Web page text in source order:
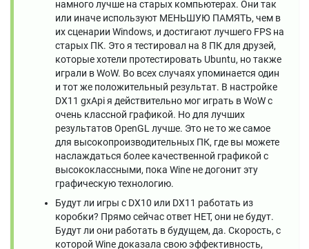
намного лучше на старых компьютерах. Они так
или иначе используют МЕНЬШУЮ ПАМЯТЬ, чем в
их сценарии Windows, и достигают лучшего FPS на
старых ПК. Это я тестировал на 8 ПК для друзей,
которые хотели протестировать Ubuntu, но также
играли в WoW. Во всех случаях упоминается один
и тот же положительный результат. В настройке
DX11 gxApi я действительно мог играть в WoW с
очень классной графикой. Но для лучших
результатов OpenGL лучше. Это не то же самое
для высокопроизводительных ПК, где вы можете
наслаждаться более качественной графикой с
высококлассными, пока Wine не догонит эту
графическую технологию.
Будут ли игры с DX10 или DX11 работать из
коробки? Прямо сейчас ответ НЕТ, они не будут.
Будут ли они работать в будущем, да. Скорость, с
которой Wine доказала свою эффективность,